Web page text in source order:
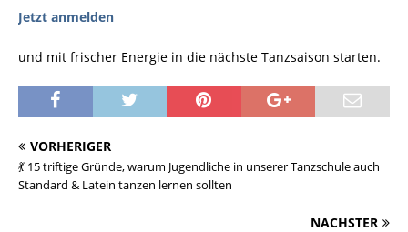
Jetzt anmelden
und mit frischer Energie in die nächste Tanzsaison starten.
VORHERIGER
💃 15 triftige Gründe, warum Jugendliche in unserer Tanzschule auch
Standard & Latein tanzen lernen sollten
NÄCHSTER